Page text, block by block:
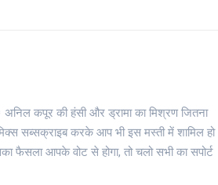
कपूर की हंसी और ड्रामा का मिश्रण जितना
सब्सक्राइब करके आप भी इस मस्ती में शामिल हो
फैसला आपके वोट से होगा, तो चलो सभी का सपोर्ट